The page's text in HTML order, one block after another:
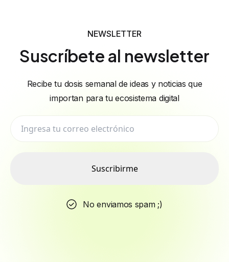
NEWSLETTER
Suscríbete al newsletter
Recibe tu dosis semanal de ideas y noticias que
importan para tu ecosistema digital
Suscribirme
No enviamos spam ;)